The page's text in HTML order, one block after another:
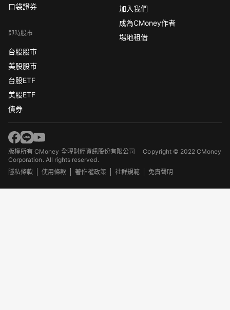
口袋證券
即時股市
台股股市
美股股市
台股ETF
美股ETF
債券
加入我們
成為CMoney作者
場地租借
版權所有 CMoney 全曜財經資訊股份有限公司Copyright © 2022 CMoney
Corporation. All rights reserved.
隱私條款
使用條款 著作權政策 社群規範 免責聲明